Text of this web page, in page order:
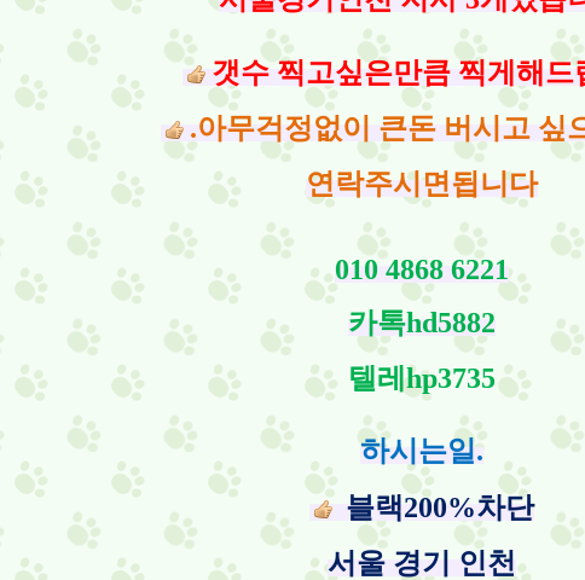
갯수 찍고싶은만큼 찍게해드
.아무걱정없이 큰돈 버시고 싶
연락주시면됩니다
010 4868 6221
카톡hd5882
텔레hp3735
하시는일.
블랙200%차단
서울 경기 인천